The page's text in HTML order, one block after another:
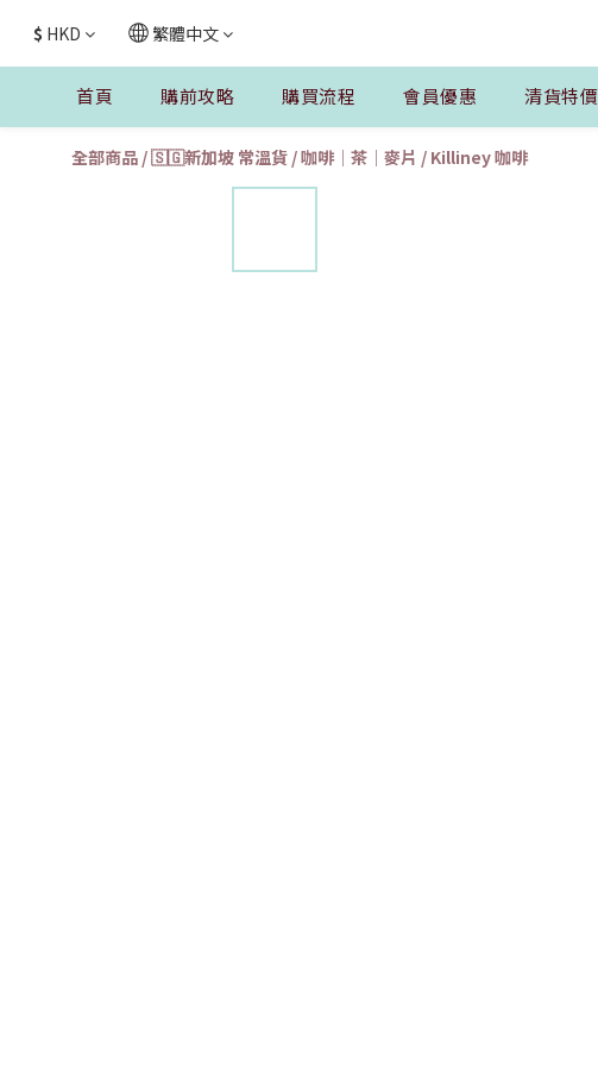
$ HKD 繁體中文
首頁 購前攻略 購買流程 會員優惠 清貨特價
全部商品 /🇸🇬新加坡 常溫貨 /咖啡｜茶｜麥片 / Killiney 咖啡